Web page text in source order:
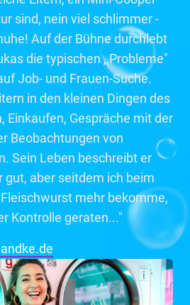
sind, nein viel schlimmer -
Auf der Bühne durchlebt
die typischen ,,Probleme"
Job- und Frauen-Suche.
in den kleinen Dingen des
Einkaufen, Gespräche mit der
Beobachtungen von
Sein Leben beschreibt er
gut, aber seitdem ich beim
mehr bekomme,
Kontrolle geraten..."